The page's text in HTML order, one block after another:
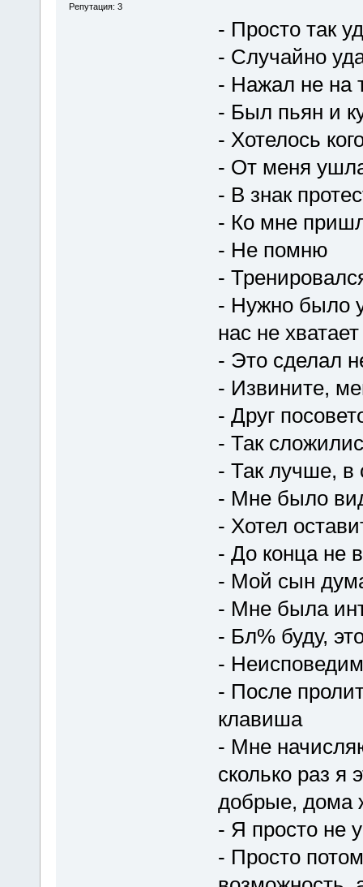
Репутация: 3
- Просто так
- Случайно
- Нажал не на
- Был пьян и
- Хотелось
- От меня
- В знак
- Ко мне
- Не помню
-
- Нужно было
нас не
- Это сделал
- Извините,
- Друг
- Так
- Так лучше, в
- Мне было
- Хотел
- До конца не
- Мой сын
- Мне была
- Бл% буду,
-
- После
клавиша
- Мне
сколько раз я
добрые, дома
- Я просто не
- Просто